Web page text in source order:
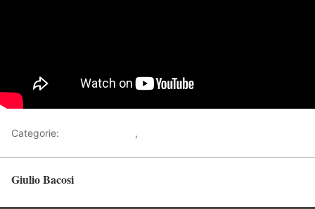
Categorie: ,
Giulio Bacosi